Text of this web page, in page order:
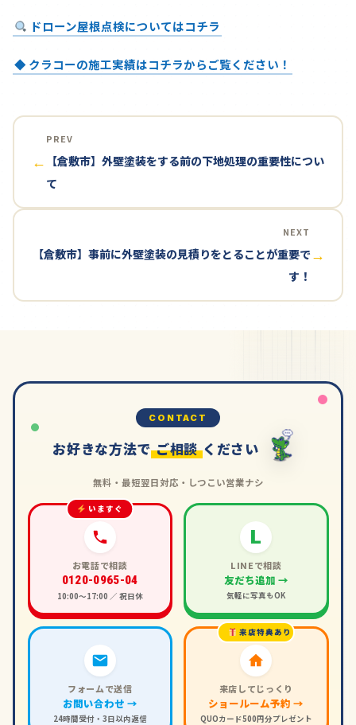
ドローン屋根点検についてはコチラ
◆ クラコーの施工実績はコチラからご覧ください！
←
PREV
【倉敷市】外壁塗装をする前の下地処理の重要性につい
て
NEXT
【倉敷市】事前に外壁塗装の見積りをとることが重要で
す！
→
CONTACT
お好きな方法で ご相談 ください
無料・最短翌日対応・しつこい営業ナシ
いますぐ
お電話で相談
0120-0965-04
10:00〜17:00 ／ 祝日休
L
LINEで相談
友だち追加 →
気軽に写真もOK
フォームで送信
お問い合わせ →
24時間受付・3日以内返信
来店特典あり
来店してじっくり
ショールーム予約 →
QUOカード500円分プレゼント